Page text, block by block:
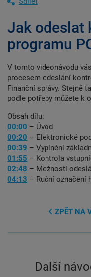
Jak odeslat
programu
V tomto videonávodu
procesem odeslání
Finanční správy. Stejně
podle potřeby můžete k
Obsah dílu:
00:00 – Úvod
00:20 – Elektronické
00:39 – Vyplnění
01:55 – Kontrola
02:48 – Možnosti
04:13 – Ruční označení
ZPĚT NA
Další